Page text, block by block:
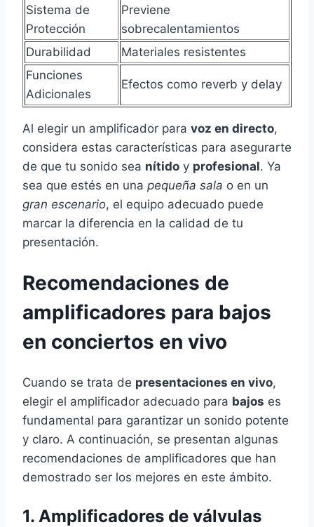
Sistema de
Protección
Previene
sobrecalentamientos
Durabilidad
Materiales resistentes
Funciones
Adicionales
Efectos como reverb y delay
Al elegir un amplificador para voz en directo,
considera estas características para asegurarte
de que tu sonido sea nítido y profesional. Ya
sea que estés en una pequeña sala o en un
gran escenario, el equipo adecuado puede
marcar la diferencia en la calidad de tu
presentación.
Recomendaciones de
amplificadores para bajos
en conciertos en vivo
Cuando se trata de presentaciones en vivo,
elegir el amplificador adecuado para bajos es
fundamental para garantizar un sonido potente
y claro. A continuación, se presentan algunas
recomendaciones de amplificadores que han
demostrado ser los mejores en este ámbito.
1. Amplificadores de válvulas